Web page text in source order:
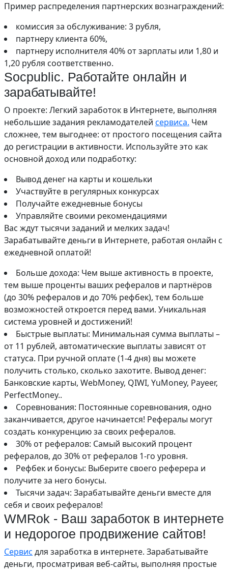
Пример распределения партнерских вознаграждений:
комиссия за обслуживание: 3 рубля,
партнеру клиента 60%,
партнеру исполнителя 40% от зарплаты или 1,80 и
1,20 рубля соответственно.
Socpublic. Работайте онлайн и
зарабатывайте!
О проекте: Легкий заработок в Интернете, выполняя
небольшие задания рекламодателей сервиса. Чем
сложнее, тем выгоднее: от простого посещения сайта
до регистрации в активности. Используйте это как
основной доход или подработку:
Вывод денег на карты и кошельки
Участвуйте в регулярных конкурсах
Получайте ежедневные бонусы
Управляйте своими рекомендациями
Вас ждут тысячи заданий и мелких задач!
Зарабатывайте деньги в Интернете, работая онлайн с
ежедневной оплатой!
Больше дохода: Чем выше активность в проекте,
тем выше проценты ваших рефералов и партнёров
(до 30% рефералов и до 70% рефбек), тем больше
возможностей откроется перед вами. Уникальная
система уровней и достижений!
Быстрые выплаты: Минимальная сумма выплаты –
от 11 рублей, автоматические выплаты зависят от
статуса. При ручной оплате (1-4 дня) вы можете
получить столько, сколько захотите. Вывод денег:
Банковские карты, WebMoney, QIWI, YuMoney, Payeer,
PerfectMoney..
Соревнования: Постоянные соревнования, одно
заканчивается, другое начинается! Рефералы могут
создать конкуренцию за своих рефералов.
30% от рефералов: Самый высокий процент
рефералов, до 30% от рефералов 1-го уровня.
Рефбек и бонусы: Выберите своего реферера и
получите за него бонусы.
Тысячи задач: Зарабатывайте деньги вместе для
себя и своих рефералов!
WMRok - Ваш заработок в интернете
и недорогое продвижение сайтов!
Сервис для заработка в интернете. Зарабатывайте
деньги, просматривая веб-сайты, выполняя простые